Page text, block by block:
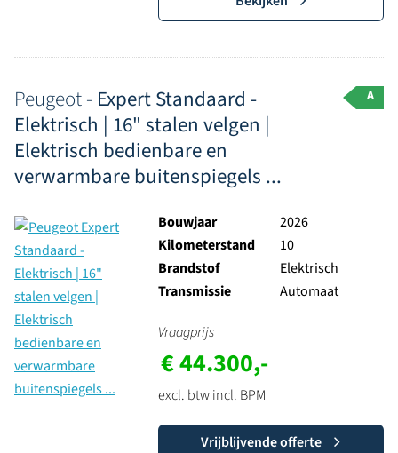
Peugeot - Expert Standaard -
Elektrisch | 16" stalen velgen |
Elektrisch bedienbare en
verwarmbare buitenspiegels ...
A
Bouwjaar
2026
Kilometerstand
10
Brandstof
Elektrisch
Transmissie
Automaat
Vraagprijs
€ 44.300,-
excl. btw incl. BPM
Vrijblijvende offerte